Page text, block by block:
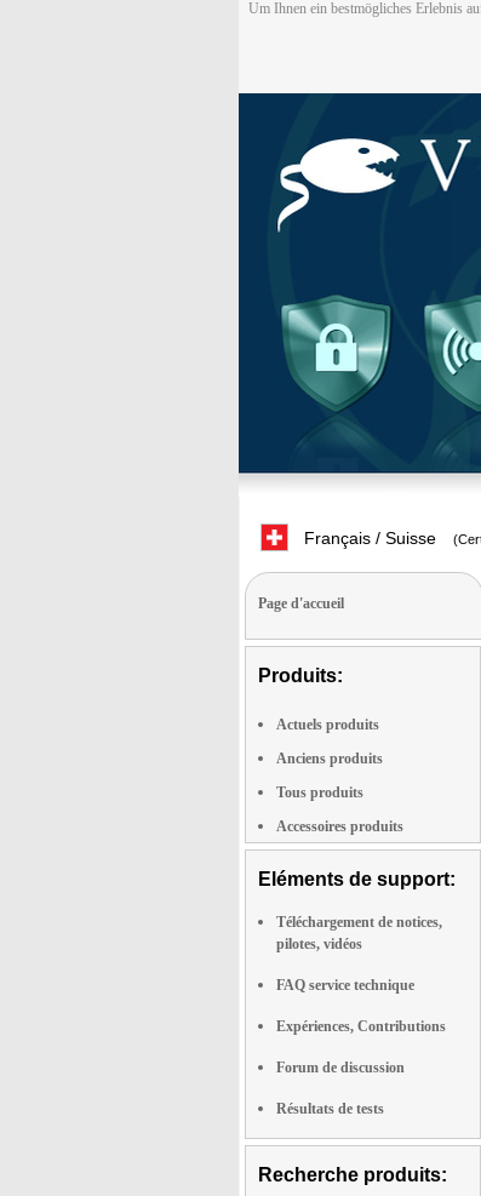
Um Ihnen ein bestmögliches Erlebnis
Français / Suisse
Page d'accueil
Produits:
Actuels produits
Anciens produits
Tous produits
Accessoires produits
Eléments de support:
Téléchargement de notices,
pilotes, vidéos
FAQ service technique
Expériences, Contributions
Forum de discussion
Résultats de tests
Recherche produits: